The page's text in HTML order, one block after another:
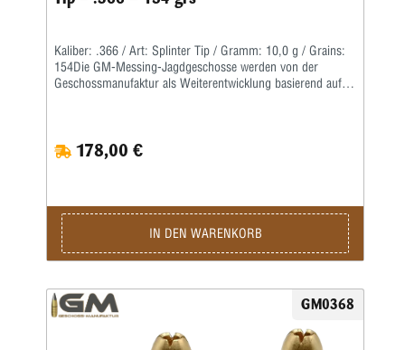
Kaliber: .366 / Art: Splinter Tip / Gramm: 10,0 g / Grains:
154Die GM-Messing-Jagdgeschosse werden von der
Geschossmanufaktur als Weiterentwicklung basierend auf
im Lauf bleibt dabei durch die spezielle Messinglegierung
gering.Die Teilzerlegungs-Geschosse fragmentieren im
Wiederlader liefern wir die Geschosse als Splinter Crown in
klassischer Form mit offener Hohlspitze sowie als Splinter
Tip mit zusätzlicher Polymerspitze.Die Kino-Geschosse
werden in preiswerter massiver Ausführung geliefert und
Jagdgeschosse.
178,00 €
IN DEN WARENKORB
GM0368